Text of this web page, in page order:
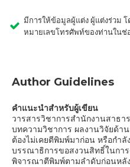
มีการให้ข้อมูลผู้แต่ง ผู้แต่งร่วม
หมายเลขโทรศัพท์ของท่านในช่
Author Guidelines
คำแนะนำสำหรับผู้เขียน
วารสารวิชาการสำนักงานสาธ
บทความวิชาการ ผลงานวิจัยด้า
ต้องไม่เคยตีพิมพ์มาก่อน หรือกำ
บรรณาธิการขอสงวนสิทธิ์ในกา
พิจารณาตีพิมพ์ตามลำดับก่อนหลั